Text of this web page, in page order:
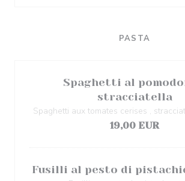
PASTA
Spaghetti al
stracciatella
Spaghetti aux tomates cerises ,
19,00 EUR
Fusilli al pesto di